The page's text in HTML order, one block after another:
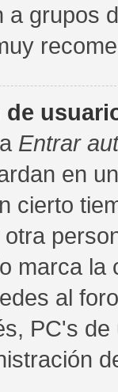
grupos
Entrar
en
cierto
marca la
al
PC's